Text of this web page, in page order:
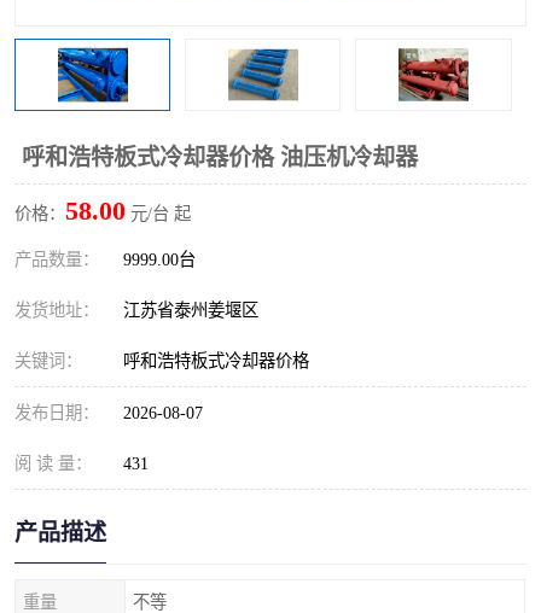
呼和浩特板式冷却器价格 油压机冷却器
价格： 58.00 元/台 起
产品数量： 9999.00台
发货地址： 江苏省泰州姜堰区
关键词： 呼和浩特板式冷却器价格
发布日期： 2026-08-07
阅 读 量： 431
产品描述
重量 不等